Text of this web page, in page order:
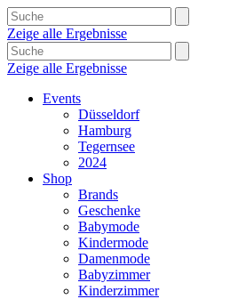
Zeige alle Ergebnisse
Zeige alle Ergebnisse
Events
Düsseldorf
Hamburg
Tegernsee
2024
Shop
Brands
Geschenke
Babymode
Kindermode
Damenmode
Babyzimmer
Kinderzimmer